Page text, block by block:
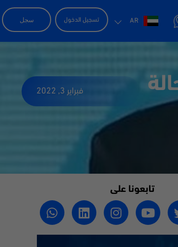
AR تسجيل الدخول سجل
فبراير 3, 2022
تابعونا على